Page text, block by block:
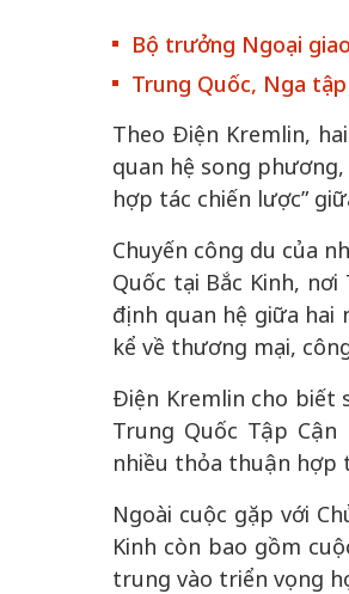
Bộ trưởng Ngoại
Trung Quốc, Nga
Theo Điện Kremlin,
quan hệ song
hợp tác chiến lược”
Chuyến công du của
Quốc tại Bắc Kinh,
định quan hệ giữa
kể về thương mại,
Điện Kremlin cho biết
Trung Quốc Tập
nhiều thỏa thuận hợp
Ngoài cuộc gặp với
Kinh còn bao gồm
trung vào triển vọng
Hà Nội vững bước vào
không gian phát triển
mới - Kỳ 5: Thủ đô qua
lăng kính số hóa